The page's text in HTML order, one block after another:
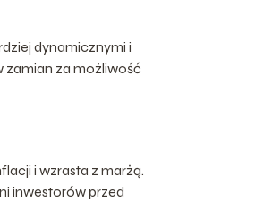
dynamicznymi i
zamian za możliwość
i wzrasta z marżą.
inwestorów przed